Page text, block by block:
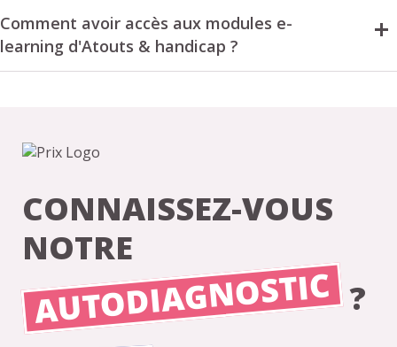
Comment avoir accès aux modules e-
learning d'Atouts & handicap ?
CONNAISSEZ-VOUS
NOTRE
AUTODIAGNOSTIC ?